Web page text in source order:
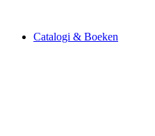
Catalogi & Boeken